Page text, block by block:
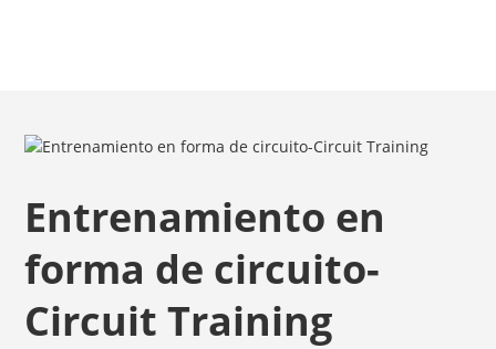
Entrenamiento en
forma de circuito-
Circuit Training